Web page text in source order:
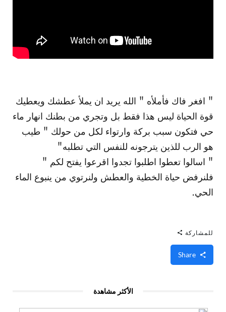
" افغر فاك فأملأه " الله يريد ان يملأ عطشك ويعطيك
قوة الحياة ليس هذا فقط بل وتجري من بطنك انهار ماء
حي فتكون سبب بركة وارتواء لكل من حولك " طيب
هو الرب للذين يترجونه للنفس التي تطلبه"
" اسالوا تعطوا اطلبوا تجدوا اقرعوا يفتح لكم "
فلنرفض حياة الخطية والعطش ولنرتوي من ينبوع الماء
الحي.
للمشاركة
الأكثر مشاهدة